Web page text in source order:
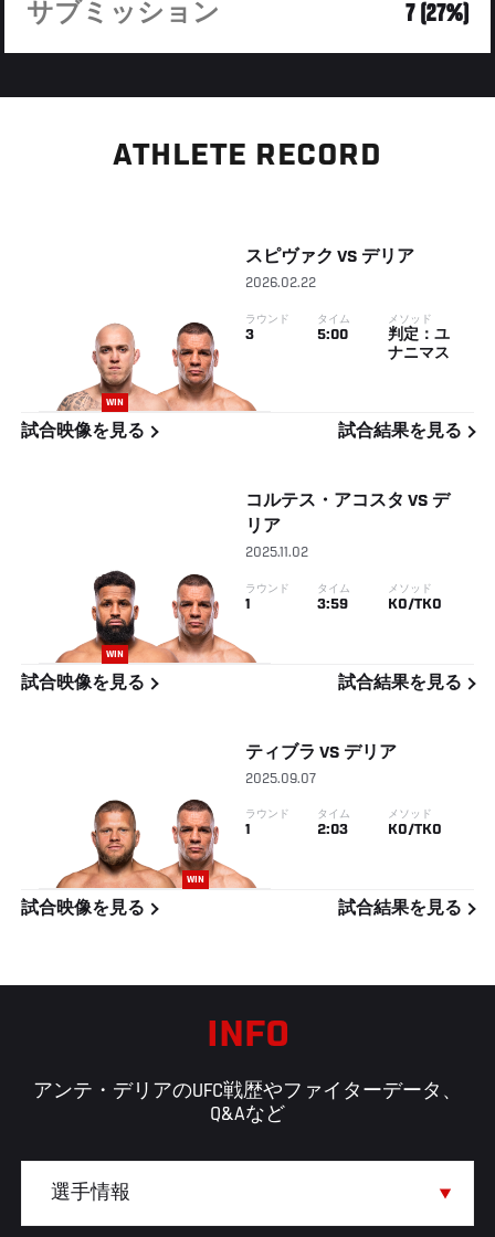
サブミッション
7 (27%)
ATHLETE RECORD
WIN
スピヴァク VS デリア
2026.02.22
ラウンド
3
タイム
5:00
メソッド
判定：ユ
ナニマス
試合映像を見る 試合結果を見る
WIN
コルテス・アコスタ VS デ
リア
2025.11.02
ラウンド
1
タイム
3:59
メソッド
KO/TKO
試合映像を見る 試合結果を見る
WIN
ティブラ VS デリア
2025.09.07
ラウンド
1
タイム
2:03
メソッド
KO/TKO
試合映像を見る 試合結果を見る
INFO
アンテ・デリアのUFC戦歴やファイターデータ、
Q&Aなど